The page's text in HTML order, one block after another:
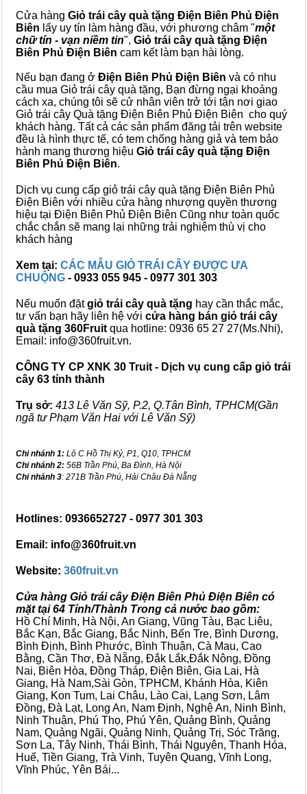
Cửa hàng Giỏ trái cây quà tặng Điện Biên Phủ Điện
Biên lấy uy tín làm hàng đầu, với phương châm "một
chữ tín - vạn niềm tin", Giỏ trái cây quà tặng Điện
Biên Phủ Điện Biên cam kết làm bạn hài lòng.
Nếu bạn đang ở Điện Biên Phủ Điện Biên và có nhu
cầu mua Giỏ trái cây quà tặng, Bạn đừng ngại khoảng
cách xa, chúng tôi sẽ cử nhân viên trở tới tận nơi giao
Giỏ trái cây Quà tặng Điện Biên Phủ Điện Biên cho quý
khách hàng. Tất cả các sản phẩm đăng tải trên website
đều là hình thực tế, có tem chống hàng giả và tem bảo
hành mang thương hiệu Giỏ trái cây quà tặng Điện
Biên Phủ Điện Biên.
Dịch vụ cung cấp giỏ trái cây quà tặng Điện Biên Phủ
Điện Biên với nhiều cửa hàng nhượng quyền thương
hiệu tại Điện Biên Phủ Điện Biên Cũng như toàn quốc
chắc chắn sẽ mang lại những trải nghiệm thù vị cho
khách hàng
Xem tại: CÁC MẪU GIỎ TRÁI CÂY ĐƯỢC ƯA
CHUỘNG - 0933 055 945 - 0977 301 303
Nếu muốn đặtgiỏ trái cây quà tặng hay cần thắc mắc,
tư vấn bạn hãy liên hệ với cửa hàng bán giỏ trái cây
quà tặng 360Fruit qua hotline: 0936 65 27 27(Ms.Nhi),
Email: info@360fruit.vn.
CÔNG TY CP XNK 30 Truit - Dịch vụ cung cấp giỏ trái
cây 63 tỉnh thành
Trụ sở: 413 Lê Văn Sỹ, P.2, Q.Tân Bình, TPHCM(Gần
ngã tư Phạm Văn Hai với Lê Văn Sỹ)
Chi nhánh 1: Lô C Hồ Thị Kỷ, P1, Q10, TPHCM
Chi nhánh 2: 56B Trần Phú, Ba Đình, Hà Nội
Chi nhánh 3: 271B Trần Phú, Hải Châu Đà Nẵng
Hotlines: 0936652727 - 0977 301 303
Email: info@360fruit.vn
Website: 360fruit.vn
Cửa hàng Giỏ trái cây Điện Biên Phủ Điện Biên có
mặt tại 64 Tỉnh/Thành Trong cả nước bao gồm:
Hồ Chí Minh, Hà Nội, An Giang, Vũng Tàu, Bạc Liêu,
Bắc Kạn, Bắc Giang, Bắc Ninh, Bến Tre, Bình Dương,
Bình Định, Bình Phước, Bình Thuận, Cà Mau, Cao
Bằng, Cần Thơ, Đà Nẵng, Đắk Lắk,Đắk Nông, Đồng
Nai, Biên Hòa, Đồng Tháp, Điện Biên, Gia Lai, Hà
Giang, Hà Nam,Sài Gòn, TPHCM, Khánh Hòa, Kiên
Giang, Kon Tum, Lai Châu, Lào Cai, Lạng Sơn, Lâm
Đồng, Đà Lạt, Long An, Nam Định, Nghệ An, Ninh Bình,
Ninh Thuận, Phú Thọ, Phú Yên, Quảng Bình, Quảng
Nam, Quảng Ngãi, Quảng Ninh, Quảng Trị, Sóc Trăng,
Sơn La, Tây Ninh, Thái Bình, Thái Nguyên, Thanh Hóa,
Huế, Tiền Giang, Trà Vinh, Tuyên Quang, Vĩnh Long,
Vĩnh Phúc, Yên Bái...